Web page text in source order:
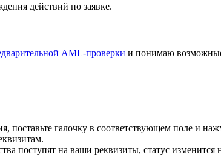
действий по заявке.
AML-проверки и понимаю
поставьте галочку в соответствующем поле и
поступят на ваши реквизиты, статус изменится